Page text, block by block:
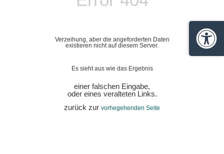
Verzeihung, aber die angeforderten Daten
existieren nicht auf diesem Server.
Es sieht aus wie das Ergebnis
einer falschen Eingabe,
oder eines veralteten Links.
zurück zur vorhegehenden Seite